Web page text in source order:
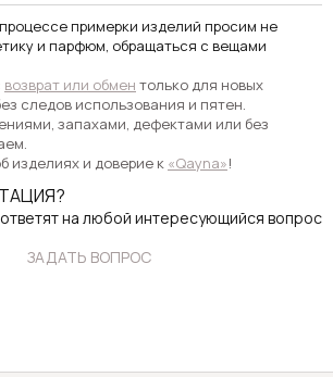
примерки изделий просим не
и парфюм, обращаться с вещами
возврат или обмен только для новых
следов использования и пятен.
запахами, дефектами или без
изделиях и доверие к «Qayna»!
на любой интересующийся вопрос
ЗАДАТЬ ВОПРОС